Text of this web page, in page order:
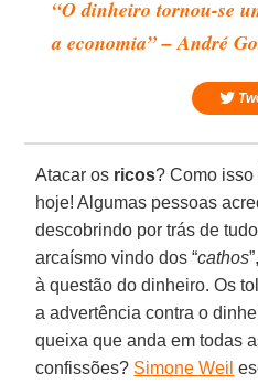
“O dinheiro tornou-se
a economia” – André
Atacar os ricos? Como
hoje! Algumas pessoas
descobrindo por trás de
arcaísmo vindo dos “cathos
à questão do dinheiro. Os
a advertência contra o
queixa que anda em todas
confissões? Simone Weil